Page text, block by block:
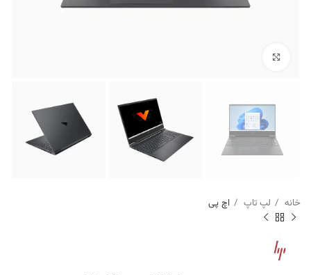
خانه لپ تاپ اچ پی